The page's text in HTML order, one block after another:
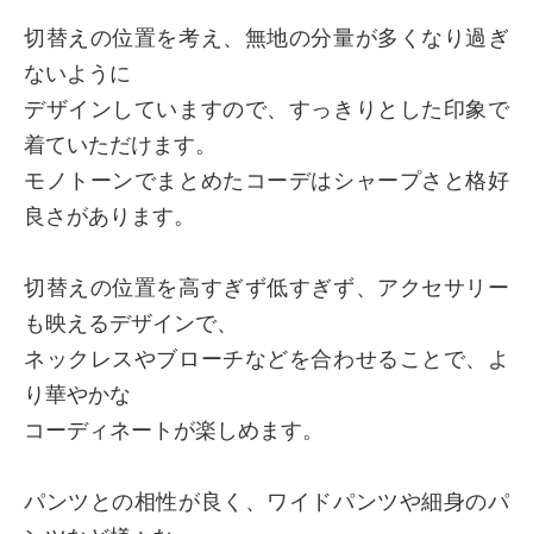
切替えの位置を考え、無地の分量が多くなり過ぎ
ないように
デザインしていますので、すっきりとした印象で
着ていただけます。
モノトーンでまとめたコーデはシャープさと格好
良さがあります。
切替えの位置を高すぎず低すぎず、アクセサリー
も映えるデザインで、
ネックレスやブローチなどを合わせることで、よ
り華やかな
コーディネートが楽しめます。
パンツとの相性が良く、ワイドパンツや細身のパ